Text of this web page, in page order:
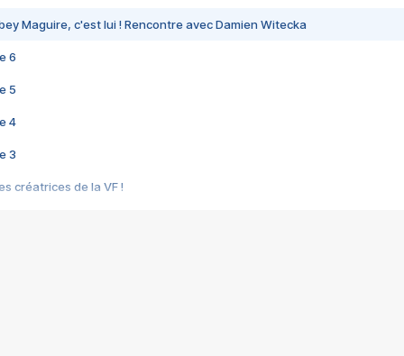
Maguire, c'est lui ! Rencontre avec Damien Witecka
6
5
4
3
créatrices de la VF !